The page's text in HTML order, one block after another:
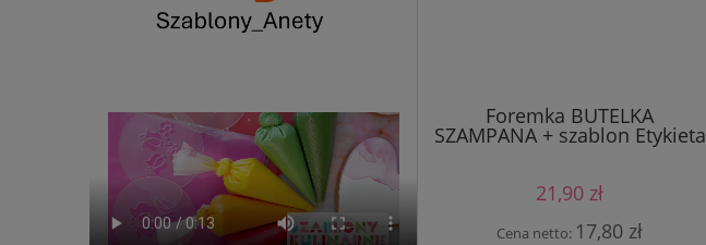
Foremka BUTELKA
SZAMPANA + szablon Etykieta
21,90 zł
Cena netto: 17,80 zł